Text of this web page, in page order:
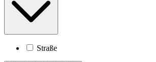
Straße